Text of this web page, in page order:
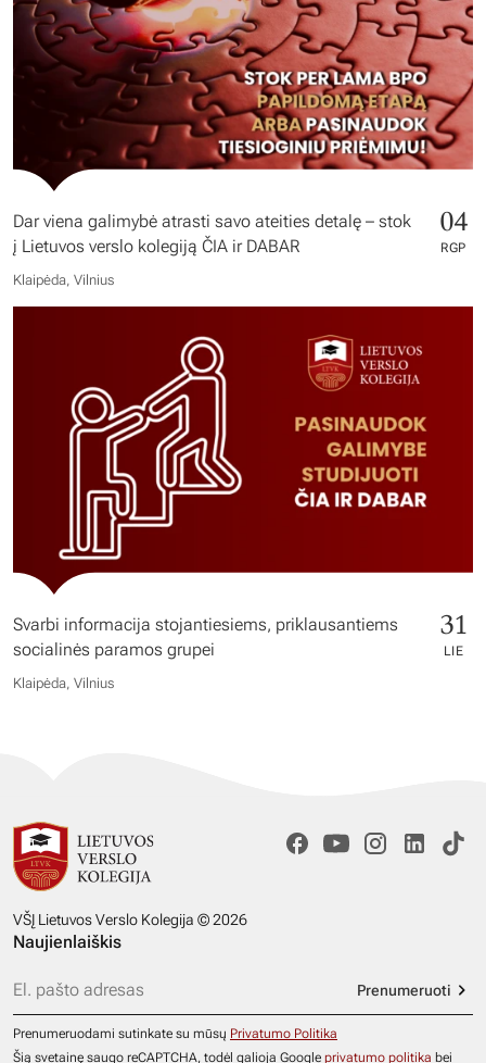
Dar viena galimybė atrasti savo ateities detalę – stok
į Lietuvos verslo kolegiją ČIA ir DABAR
04
RGP
Klaipėda, Vilnius
Svarbi informacija stojantiesiems, priklausantiems
socialinės paramos grupei
31
LIE
Klaipėda, Vilnius
VŠĮ Lietuvos Verslo Kolegija © 2026
Naujienlaiškis
Prenumeruoti
Prenumeruodami sutinkate su mūsų Privatumo Politika
Šią svetainę saugo reCAPTCHA, todėl galioja Google privatumo politika bei